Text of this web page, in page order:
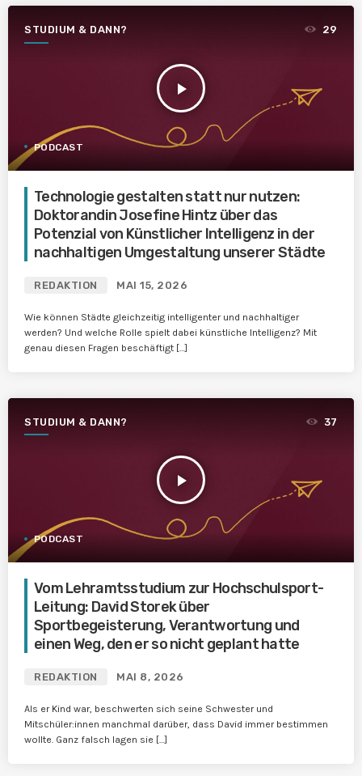
STUDIUM & DANN?
play_arrow
29
PODCAST
Technologie gestalten statt nur nutzen:
Doktorandin Josefine Hintz über das
Potenzial von Künstlicher Intelligenz in der
nachhaltigen Umgestaltung unserer Städte
REDAKTION MAI 15, 2026
Wie können Städte gleichzeitig intelligenter und nachhaltiger
werden? Und welche Rolle spielt dabei künstliche Intelligenz? Mit
genau diesen Fragen beschäftigt […]
STUDIUM & DANN?
play_arrow
37
PODCAST
Vom Lehramtsstudium zur Hochschulsport-
Leitung: David Storek über
Sportbegeisterung, Verantwortung und
einen Weg, den er so nicht geplant hatte
REDAKTION MAI 8, 2026
Als er Kind war, beschwerten sich seine Schwester und
Mitschüler:innen manchmal darüber, dass David immer bestimmen
wollte. Ganz falsch lagen sie […]